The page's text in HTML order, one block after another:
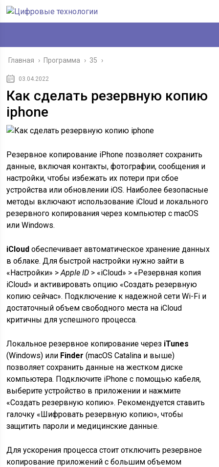
Главная › Программа › 35 ›
03.04.2022
Как сделать резервную копию
iphone
Резервное копирование iPhone позволяет сохранить
данные, включая контакты, фотографии, сообщения и
настройки, чтобы избежать их потери при сбое
устройства или обновлении iOS. Наиболее безопасные
методы включают использование iCloud и локального
резервного копирования через компьютер с macOS
или Windows.
iCloud обеспечивает автоматическое хранение данных
в облаке. Для быстрой настройки нужно зайти в
«Настройки» >Apple ID > «iCloud» > «Резервная копия
iCloud» и активировать опцию «Создать резервную
копию сейчас». Подключение к надежной сети Wi-Fi и
достаточный объем свободного места на iCloud
критичны для успешного процесса.
Локальное резервное копирование через iTunes
(Windows) или Finder (macOS Catalina и выше)
позволяет сохранить данные на жестком диске
компьютера. Подключите iPhone с помощью кабеля,
выберите устройство в приложении и нажмите
«Создать резервную копию». Рекомендуется ставить
галочку «Шифровать резервную копию», чтобы
защитить пароли и медицинские данные.
Для ускорения процесса стоит отключить резервное
копирование приложений с большим объемом